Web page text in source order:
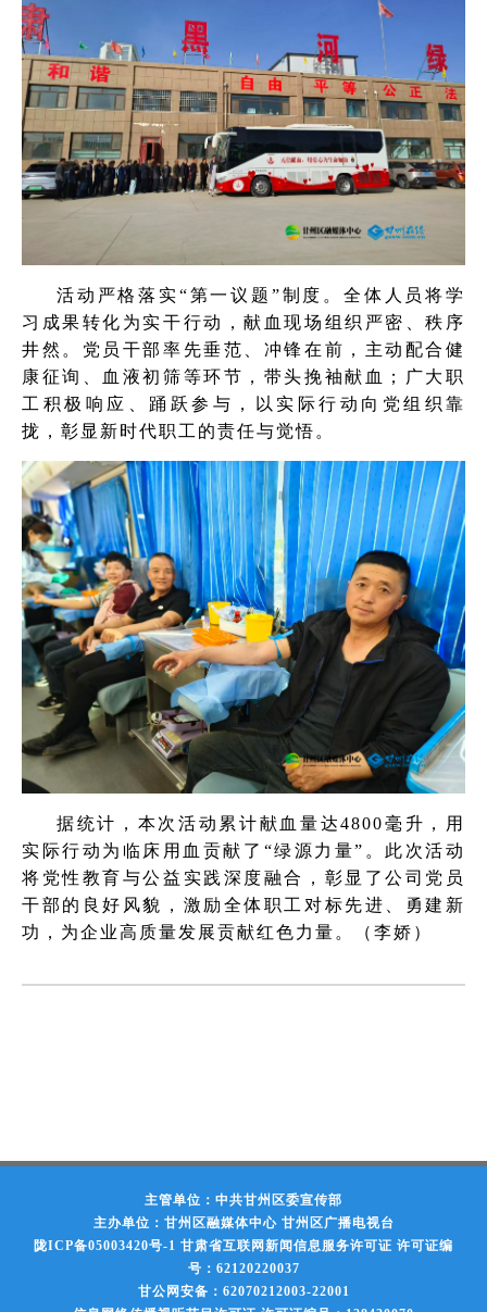
活动严格落实“第一议题”制度。全体人员将学
习成果转化为实干行动，献血现场组织严密、秩序
井然。党员干部率先垂范、冲锋在前，主动配合健
康征询、血液初筛等环节，带头挽袖献血；广大职
工积极响应、踊跃参与，以实际行动向党组织靠
拢，彰显新时代职工的责任与觉悟。
据统计，本次活动累计献血量达4800毫升，用
实际行动为临床用血贡献了“绿源力量”。此次活动
将党性教育与公益实践深度融合，彰显了公司党员
干部的良好风貌，激励全体职工对标先进、勇建新
功，为企业高质量发展贡献红色力量。（李娇）
主管单位：中共甘州区委宣传部
主办单位：甘州区融媒体中心 甘州区广播电视台
陇ICP备05003420号-1 甘肃省互联网新闻信息服务许可证 许可证编
号：62120220037
甘公网安备：62070212003-22001